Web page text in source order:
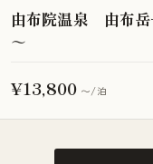
由布院温泉 由布
～
¥13,800 〜/泊